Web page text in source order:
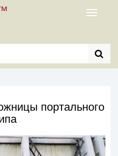
Toggle
портального